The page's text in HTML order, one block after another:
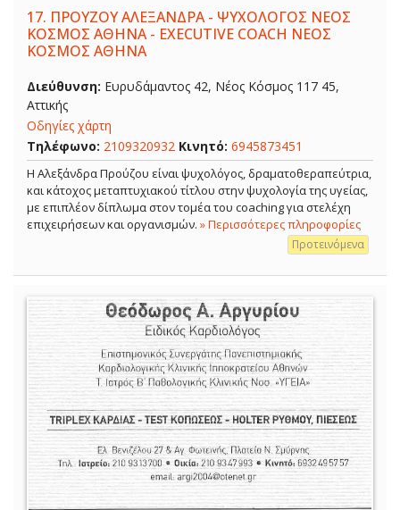
17. ΠΡΟΥΖΟΥ ΑΛΕΞΑΝΔΡΑ - ΨΥΧΟΛΟΓΟΣ ΝΕΟΣ
ΚΟΣΜΟΣ ΑΘΗΝΑ - EXECUTIVE COACH ΝΕΟΣ
ΚΟΣΜΟΣ ΑΘΗΝΑ
Διεύθυνση: Ευρυδάμαντος 42, Νέος Κόσμος 117 45,
Αττικής
Οδηγίες χάρτη
Τηλέφωνο: 2109320932 Κινητό: 6945873451
Η Αλεξάνδρα Προύζου είναι ψυχολόγος, δραματοθεραπεύτρια,
και κάτοχος μεταπτυχιακού τίτλου στην ψυχολογία της υγείας,
με επιπλέον δίπλωμα στον τομέα του coaching για στελέχη
επιχειρήσεων και οργανισμών. » Περισσότερες πληροφορίες
Προτεινόμενα